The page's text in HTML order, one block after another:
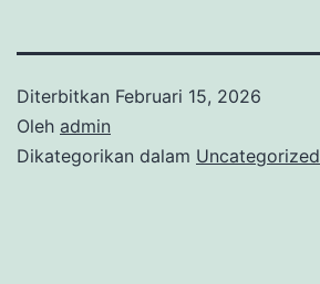
Diterbitkan Februari 15, 2026
Oleh admin
Dikategorikan dalam Uncategorized